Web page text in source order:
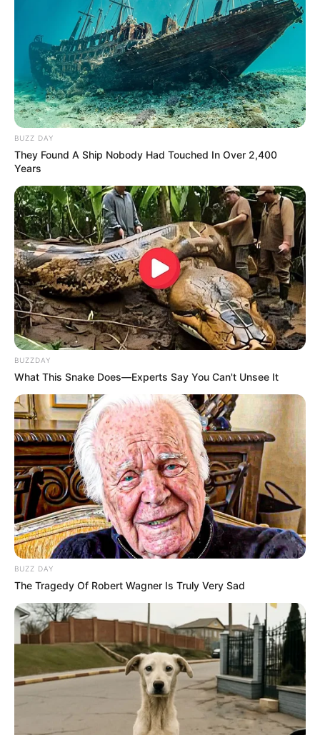
10 EBAUCHE
11 CHERGUI
12 GABIJA
13 RIO GRANDE
14 WAY TO MARSEILLE
15 AIXELLENCE
16 ONE POINT
Arrivée Quinté PMU du PRIX DEAUVILLE
FLEURIE)
9 – 3 – 7 – 5 – 12
Meilleur pronostic Quinté du Jour
Gazette-des-Courses: 9 – 10 – 2 – 6 – 3 – 12 – 7 – 1
100% Quinté le Direct Course de
CanalTurf
Analyse et Pronostic détaillés du Tiercé Quarté
Quinté par Stéphane Davy de CanalTurf.
Voir leurs dernières vidéos.
L’accès au site est 100% gratuit, on vous sollicite s.v.p
pour nous soutenir avec un petit clic sur un des
boutons, merci à vous.
BUZZ DAY
They Found A Ship Nobody Had Touched In Over 2,400
Years
BUZZDAY
What This Snake Does—Experts Say You Can't Unsee It
BUZZ DAY
The Tragedy Of Robert Wagner Is Truly Very Sad